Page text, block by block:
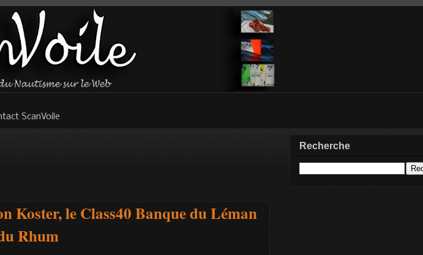
ScanVoile
Koster, le Class40 Banque du Léman
Rhum
Recherche